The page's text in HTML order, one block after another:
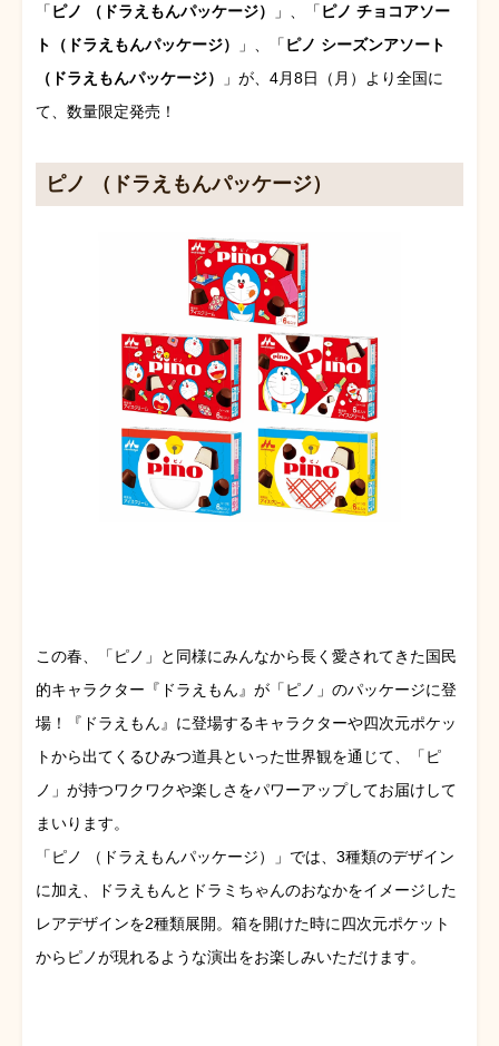
「 ピノ （ドラえもんパッケージ） 」、「 ピノ チョコアソー
ト（ドラえもんパッケージ）
」、「 ピノ シーズンアソート
（ドラえもんパッケージ）
」が、4月8日（月）より全国に
て、数量限定発売！
ピノ （ドラえもんパッケージ）
この春、「ピノ」と同様にみんなから長く愛されてきた国民
的キャラクター『ドラえもん』が「ピノ」のパッケージに登
場！『ドラえもん』に登場するキャラクターや四次元ポケッ
トから出てくるひみつ道具といった世界観を通じて、「ピ
ノ」が持つワクワクや楽しさをパワーアップしてお届けして
まいります。
「ピノ （ドラえもんパッケージ）」では、3種類のデザイン
に加え、ドラえもんとドラミちゃんのおなかをイメージした
レアデザインを2種類展開。箱を開けた時に四次元ポケット
からピノが現れるような演出をお楽しみいただけます。